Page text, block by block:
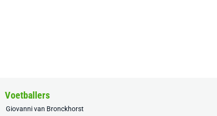
Voetballers
Giovanni van Bronckhorst